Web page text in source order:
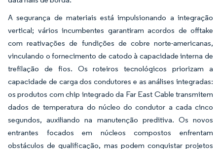
A segurança de materiais está impulsionando a integração
vertical; vários incumbentes garantiram acordos de offtake
com reativações de fundições de cobre norte-americanas,
vinculando o fornecimento de catodo à capacidade interna de
trefilação de fios. Os roteiros tecnológicos priorizam a
capacidade de carga dos condutores e as análises integradas:
os produtos com chip integrado da Far East Cable transmitem
dados de temperatura do núcleo do condutor a cada cinco
segundos, auxiliando na manutenção preditiva. Os novos
entrantes focados em núcleos compostos enfrentam
obstáculos de qualificação, mas podem conquistar projetos